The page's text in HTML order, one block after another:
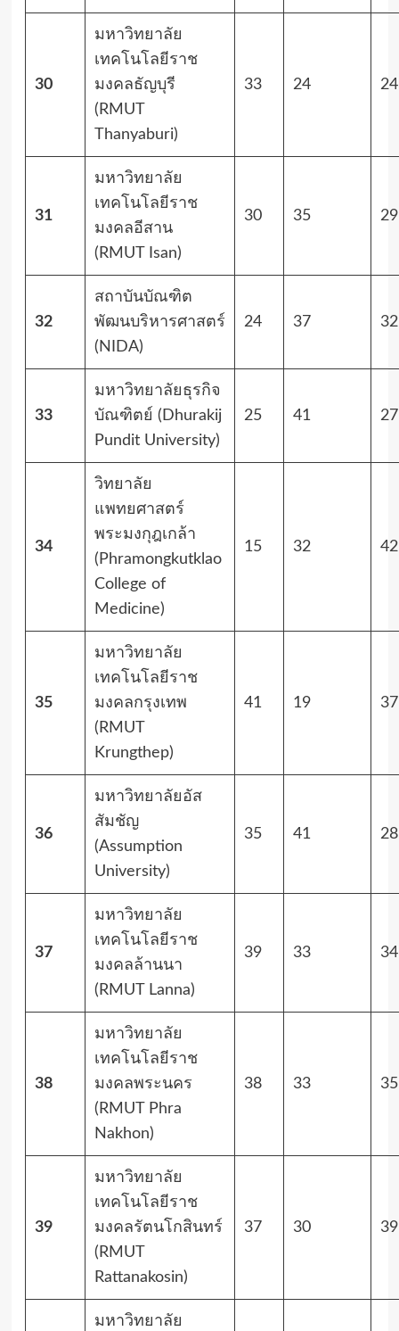
30
มหาวิทยาลัย
เทคโนโลยีราช
มงคลธัญบุรี
(RMUT
Thanyaburi)
33 24 24
31
มหาวิทยาลัย
เทคโนโลยีราช
มงคลอีสาน
(RMUT Isan)
30 35 29
32
สถาบันบัณฑิต
พัฒนบริหารศาสตร์
(NIDA)
24 37 32
33
มหาวิทยาลัยธุรกิจ
บัณฑิตย์ (Dhurakij
Pundit University)
25 41 27
34
วิทยาลัย
แพทยศาสตร์
พระมงกุฎเกล้า
(Phramongkutklao
College of
Medicine)
15 32 42
35
มหาวิทยาลัย
เทคโนโลยีราช
มงคลกรุงเทพ
(RMUT
Krungthep)
41 19 37
36
มหาวิทยาลัยอัส
สัมชัญ
(Assumption
University)
35 41 28
37
มหาวิทยาลัย
เทคโนโลยีราช
มงคลล้านนา
(RMUT Lanna)
39 33 34
38
มหาวิทยาลัย
เทคโนโลยีราช
มงคลพระนคร
(RMUT Phra
Nakhon)
38 33 35
39
มหาวิทยาลัย
เทคโนโลยีราช
มงคลรัตนโกสินทร์
(RMUT
Rattanakosin)
37 30 39
มหาวิทยาลัย